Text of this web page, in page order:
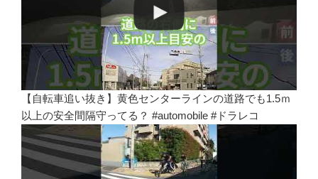
【自転車追い抜き】黄色センターラインの道路でも1.5ｍ
以上の安全間隔守ってる？ #automobile #ドラレコ